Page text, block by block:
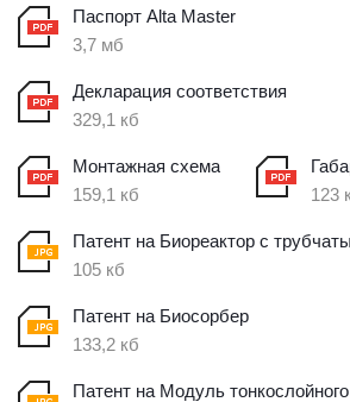
Паспорт Alta Master
3,7 мб
Декларация соответствия
329,1 кб
Монтажная схема
159,1 кб
123
Патент на Биореактор с
105 кб
Патент на Биосорбер
133,2 кб
Патент на Модуль